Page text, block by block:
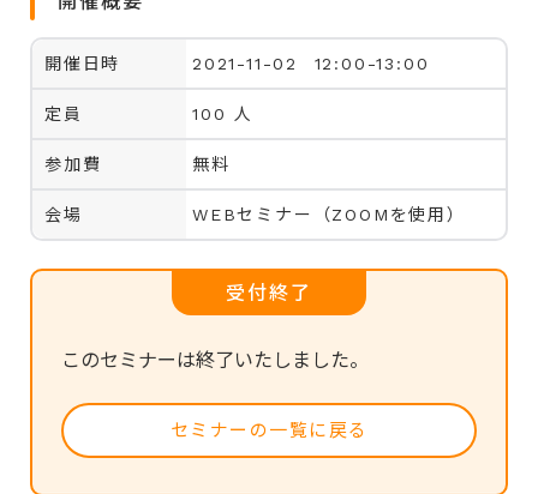
開催日時 2021-11-02 12:00-13:00
定員 100 人
参加費 無料
会場 WEBセミナー（ZOOMを使用）
受付終了
このセミナーは終了いたしました。
セミナーの一覧に戻る